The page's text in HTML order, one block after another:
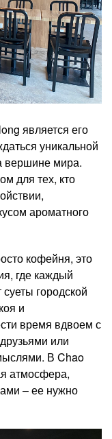
является его
уникальной
вершине мира.
для тех, кто
ароматного
кофейня, это
где каждый
городской
и
время вдвоем с
или
В Chao
атмосфера,
‒ ее нужно